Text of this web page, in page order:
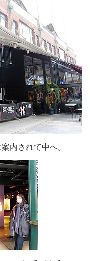
内されて中へ。